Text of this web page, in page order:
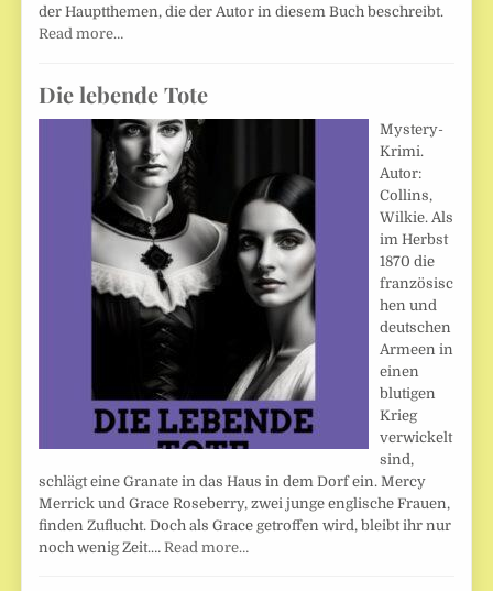
der Hauptthemen, die der Autor in diesem Buch beschreibt.
Read more…
Die lebende Tote
Mystery-
Krimi.
Autor:
Collins,
Wilkie. Als
im Herbst
1870 die
französisc
hen und
deutschen
Armeen in
einen
blutigen
Krieg
verwickelt
sind,
schlägt eine Granate in das Haus in dem Dorf ein. Mercy
Merrick und Grace Roseberry, zwei junge englische Frauen,
finden Zuflucht. Doch als Grace getroffen wird, bleibt ihr nur
noch wenig Zeit.… Read more…